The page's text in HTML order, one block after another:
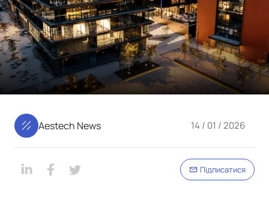
Aestech News 14 / 01 / 2026
Підписатися